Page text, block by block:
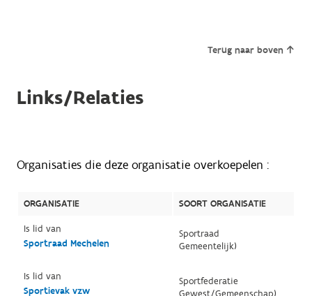
Terug naar boven
Links/Relaties
Organisaties die deze organisatie overkoepelen :
ORGANISATIE
SOORT ORGANISATIE
Is lid van
Sportraad Mechelen
Sportraad
Gemeentelijk)
Is lid van
Sportievak vzw
Sportfederatie